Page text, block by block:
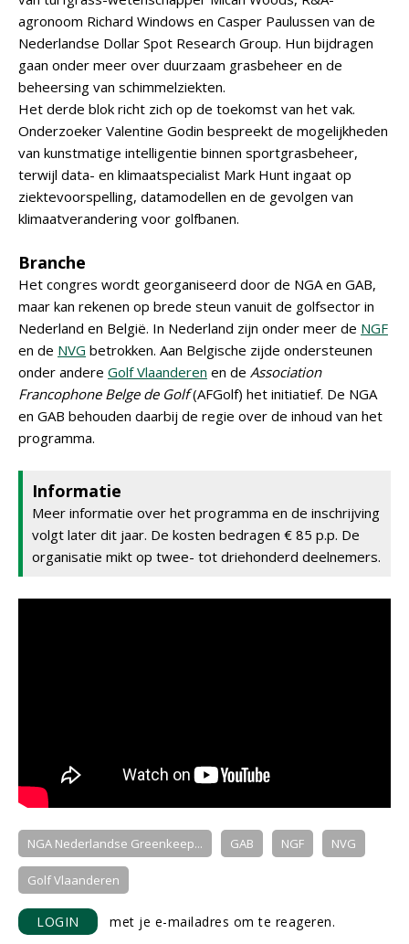
agronoom Richard Windows en Casper Paulussen van de
Nederlandse Dollar Spot Research Group. Hun bijdragen
gaan onder meer over duurzaam grasbeheer en de
beheersing van schimmelziekten.
Het derde blok richt zich op de toekomst van het vak.
Onderzoeker Valentine Godin bespreekt de mogelijkheden
van kunstmatige intelligentie binnen sportgrasbeheer,
terwijl data- en klimaatspecialist Mark Hunt ingaat op
ziektevoorspelling, datamodellen en de gevolgen van
klimaatverandering voor golfbanen.
Branche
Het congres wordt georganiseerd door de NGA en GAB,
maar kan rekenen op brede steun vanuit de golfsector in
Nederland en België. In Nederland zijn onder meer de NGF
en de NVG betrokken. Aan Belgische zijde ondersteunen
onder andere Golf Vlaanderen en de Association
Francophone Belge de Golf(AFGolf) het initiatief. De NGA
en GAB behouden daarbij de regie over de inhoud van het
programma.
Informatie
Meer informatie over het programma en de inschrijving
volgt later dit jaar. De kosten bedragen € 85 p.p. De
organisatie mikt op twee- tot driehonderd deelnemers.
NGA Nederlandse Greenkeep... GAB NGF NVG
Golf Vlaanderen
LOGIN met je e-mailadres om te reageren.